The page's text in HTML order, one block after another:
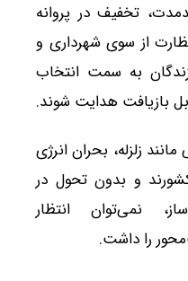
تخفیف در پروانه
از سوی شهرداری و
به سمت انتخاب
بازیافت هدایت شوند.
زلزله، بحران انرژی
و بدون تحول در
نمی‌توان انتظار
را داشت.